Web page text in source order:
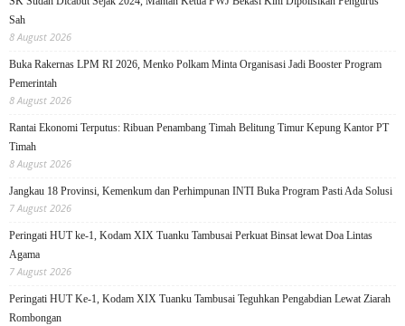
Sah
8 August 2026
Buka Rakernas LPM RI 2026, Menko Polkam Minta Organisasi Jadi Booster Program
Pemerintah
8 August 2026
Rantai Ekonomi Terputus: Ribuan Penambang Timah Belitung Timur Kepung Kantor PT
Timah
8 August 2026
Jangkau 18 Provinsi, Kemenkum dan Perhimpunan INTI Buka Program Pasti Ada Solusi
7 August 2026
Peringati HUT ke-1, Kodam XIX Tuanku Tambusai Perkuat Binsat lewat Doa Lintas
Agama
7 August 2026
Peringati HUT Ke-1, Kodam XIX Tuanku Tambusai Teguhkan Pengabdian Lewat Ziarah
Rombongan